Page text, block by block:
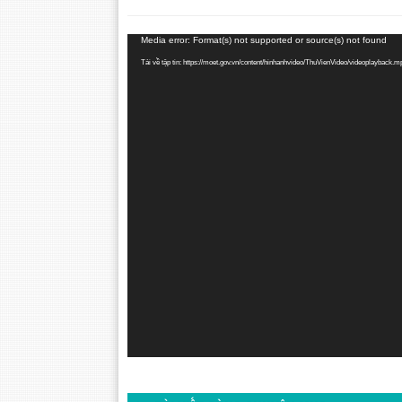
Trình
chơi
Media error: Format(s) not supported or source(s) not found
Tải về tập tin: https://moet.gov.vn/content/hinhanhvideo/ThuVienVideo/